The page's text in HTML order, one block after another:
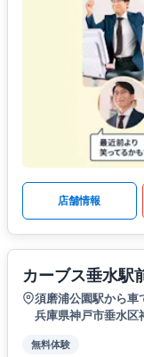
店舗情報
カーブス垂水駅
須磨浦公園駅から車
兵庫県神戸市垂水
無料体験